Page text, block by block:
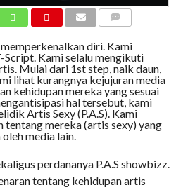
diri. Kami
Script. Kami selalu mengikuti
Mulai dari 1st step, naik daun,
lihat kurangnya kejujuran media
kehidupan mereka yang sesuai
hal tersebut, kami
Artis Sexy (P.A.S). Kami
tentang mereka (artis sexy) yang
media lain.
perdananya P.A.S showbizz.
tentang kehidupan artis